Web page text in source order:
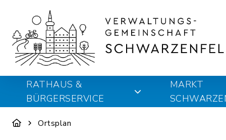
RATHAUS &
BÜRGERSERVICE
MARKT
Ortsplan